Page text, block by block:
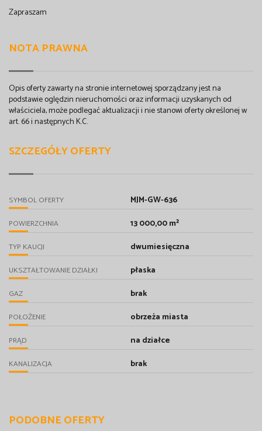
Zapraszam
NOTA PRAWNA
Opis oferty zawarty na stronie internetowej sporządzany jest na
podstawie oględzin nieruchomości oraz informacji uzyskanych od
właściciela, może podlegać aktualizacji i nie stanowi oferty określonej w
art. 66 i następnych K.C.
SZCZEGÓŁY OFERTY
SYMBOL OFERTY MJM-GW-636
POWIERZCHNIA 13 000,00 m²
TYP KAUCJI dwumiesięczna
UKSZTAŁTOWANIE DZIAŁKI płaska
GAZ brak
POŁOŻENIE obrzeża miasta
PRĄD na działce
KANALIZACJA brak
PODOBNE OFERTY